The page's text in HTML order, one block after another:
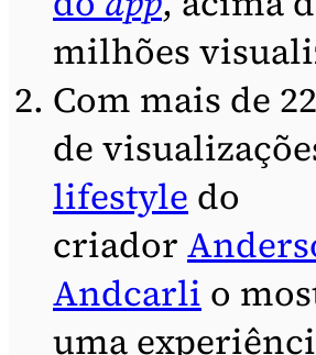
milhões
Com mais de
de
lifestyle do
criador
Andcarli o
uma